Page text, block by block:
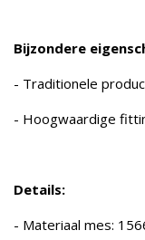
Bijzondere
- Traditionele
- Hoogwaardige
Details:
- Materiaal mes: